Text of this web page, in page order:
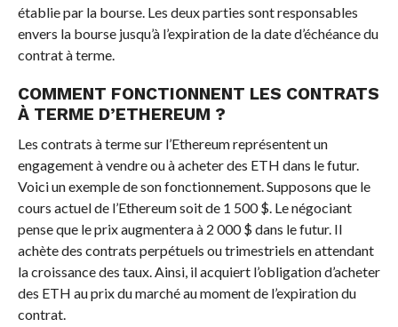
établie par la bourse. Les deux parties sont responsables
envers la bourse jusqu’à l’expiration de la date d’échéance du
contrat à terme.
COMMENT FONCTIONNENT LES CONTRATS
À TERME D’ETHEREUM ?
Les contrats à terme sur l’Ethereum représentent un
engagement à vendre ou à acheter des ETH dans le futur.
Voici un exemple de son fonctionnement. Supposons que le
cours actuel de l’Ethereum soit de 1 500 $. Le négociant
pense que le prix augmentera à 2 000 $ dans le futur. Il
achète des contrats perpétuels ou trimestriels en attendant
la croissance des taux. Ainsi, il acquiert l’obligation d’acheter
des ETH au prix du marché au moment de l’expiration du
contrat.